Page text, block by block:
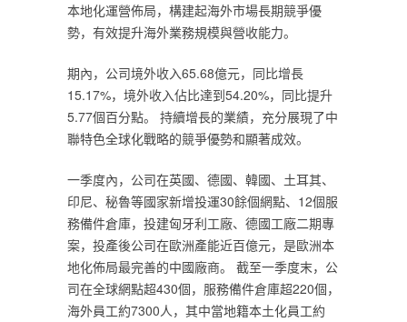
本地化運營佈局，構建起海外市場長期競爭優
勢，有效提升海外業務規模與營收能力。
期內，公司境外收入65.68億元，同比增長
15.17%，境外收入佔比達到54.20%，同比提升
5.77個百分點。 持續增長的業績，充分展現了中
聯特色全球化戰略的競爭優勢和顯著成效。
一季度內，公司在英國、德國、韓國、土耳其、
印尼、秘魯等國家新增投運30餘個網點、12個服
務備件倉庫，投建匈牙利工廠、德國工廠二期專
案，投產後公司在歐洲產能近百億元，是歐洲本
地化佈局最完善的中國廠商。 截至一季度末，公
司在全球網點超430個，服務備件倉庫超220個，
海外員工約7300人，其中當地籍本土化員工約